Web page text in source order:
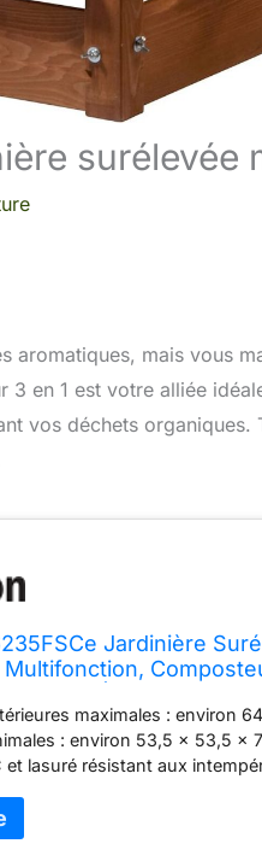
surélevée
mais vous
3 en 1 est votre alliée
vos déchets
Jardinière
maximales : environ
: environ 53,5 x 53,5 x
et lasuré résistant aux
plantation variée et pour le
de qualité supérieure